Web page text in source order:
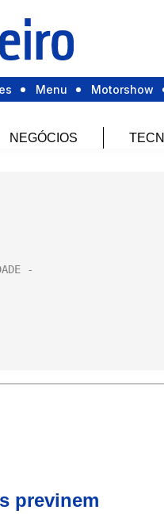
Menu Motorshow
NEGÓCIOS
previnem